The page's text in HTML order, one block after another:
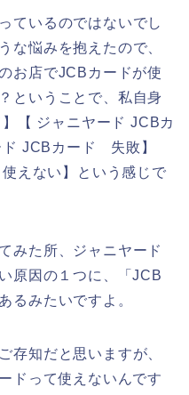
ているのではないでし
な悩みを抱えたので、
お店でJCBカードが使
ということで、私自身
【 ジャニヤード JCBカ
JCBカード 失敗】
えない】という感じで
みた所、ジャニヤード
原因の１つに、「JCB
るみたいですよ。
存知だと思いますが、
ドって使えないんです